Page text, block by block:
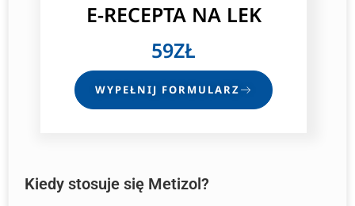
E-RECEPTANA LEK
59ZŁ
WYPEŁNIJ FORMULARZ
Kiedy stosuje się Metizol?